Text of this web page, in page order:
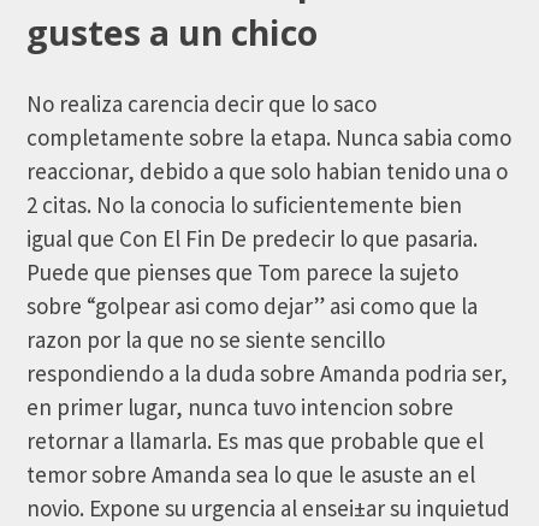
gustes a un chico
No realiza carencia decir que lo saco
completamente sobre la etapa. Nunca sabia como
reaccionar, debido a que solo habian tenido una o
2 citas. No la conocia lo suficientemente bien
igual que Con El Fin De predecir lo que pasaria.
Puede que pienses que Tom parece la sujeto
sobre “golpear asi­ como dejar” asi­ como que la
razon por la que no se siente sencillo
respondiendo a la duda sobre Amanda podri­a ser,
en primer lugar, nunca tuvo intencion sobre
retornar a llamarla. Es mas que probable que el
temor sobre Amanda sea lo que le asuste an el
novio. Expone su urgencia al ensei±ar su inquietud